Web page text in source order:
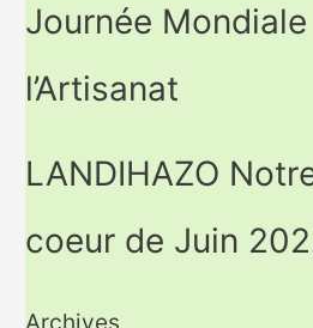
Journée
l’Artisanat
LANDIHAZO
coeur de Juin
Archives